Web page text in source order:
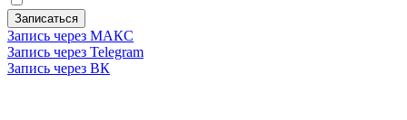
Записаться
Запись через МАКС
Запись через Telegram
Запись через ВК